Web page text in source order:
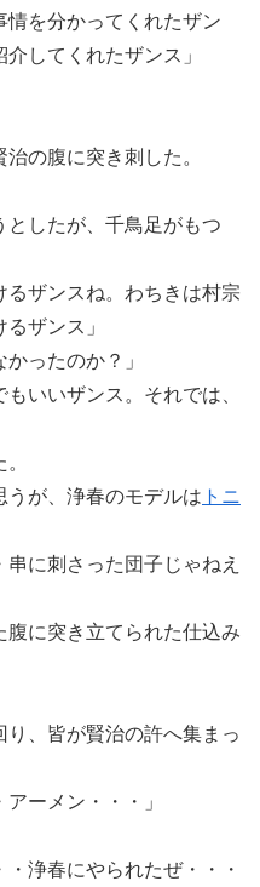
情を分かってくれたザン
してくれたザンス」
の腹に突き刺した。
したが、千鳥足がもつ
るザンスね。わちきは村宗
ザンス」
ったのか？」
いいザンス。それでは、
が、浄春のモデルは トニ
串に刺さった団子じゃねえ
に突き立てられた仕込み
、皆が賢治の許へ集まっ
ーメン・・・」
・浄春にやられたぜ・・・